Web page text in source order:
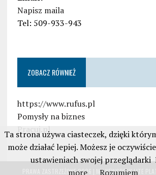
Napisz maila
Tel: 509-933-943
ZOBACZ RÓWNIEŻ
https://www.rufus.pl
Pomysły na biznes
Pracuj.pl
PRAWA ZASTRZEŻONE 2026 | MH NEWSDESK LITE
Ta strona używa ciasteczek, dzięki
może działać lepiej. Możesz je
ustawieniach swojej przeglądarki
more
Rozumiem